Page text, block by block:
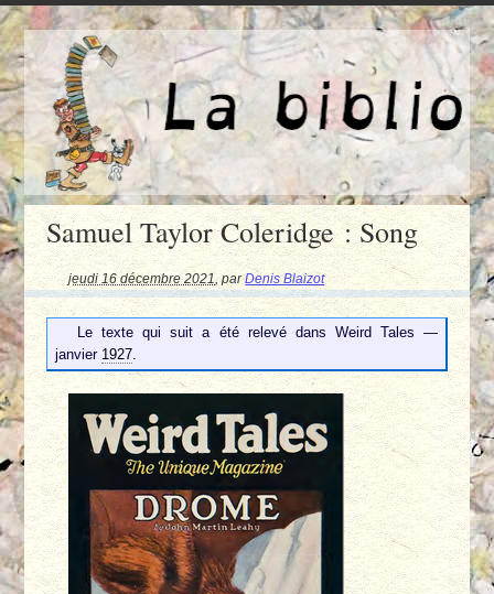
Samuel Taylor Coleridge : Song
jeudi 16 décembre 2021 ,parDenis Blaizot
Le texte qui suit a été relevé dans Weird Tales —
janvier 1927.